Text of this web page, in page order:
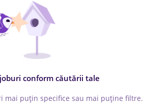
conform căutării tale
mai puțin specifice sau mai puține filtre.